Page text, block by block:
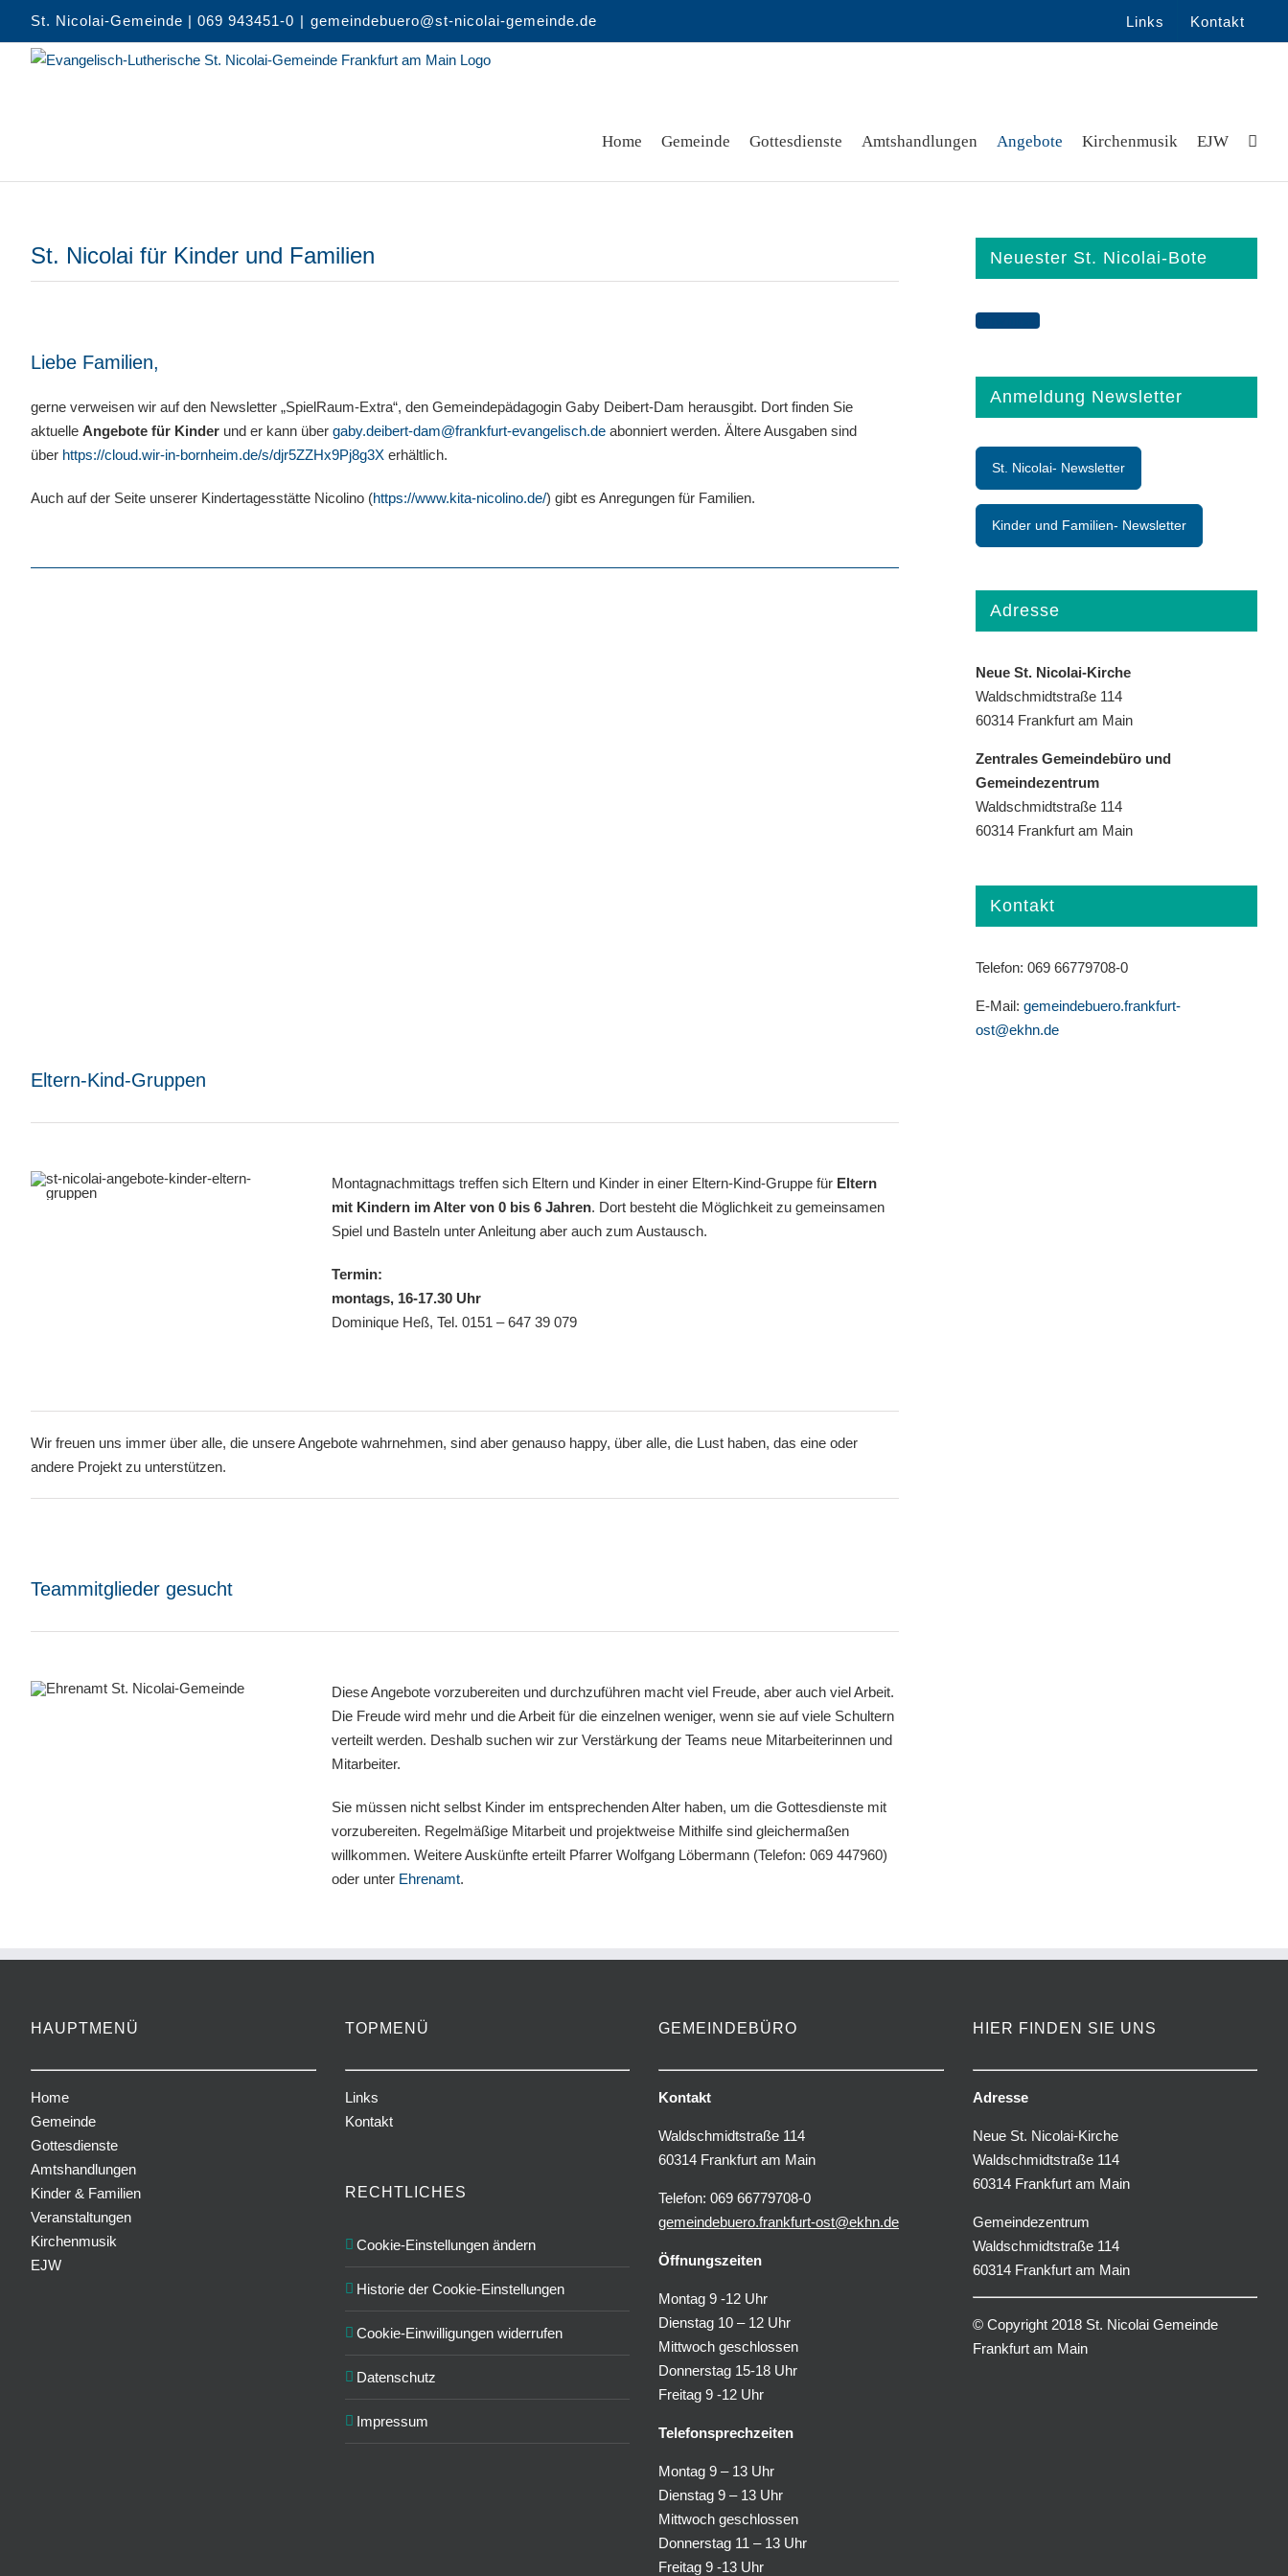
springen
St. Nicolai-Gemeinde | 069 943451-0 | gemeindebuero@st-nicolai-gemeinde.de Links Kontakt
Home Gemeinde Gottesdienste Amtshandlungen Angebote Kirchenmusik EJW
St. Nicolai für Kinder und Familien
Liebe Familien,
gerne verweisen wir auf den Newsletter „SpielRaum-Extra“, den Gemeindepädagogin Gaby Deibert-Dam herausgibt. Dort finden Sie
aktuelle Angebote für Kinderund er kann über gaby.deibert-dam@frankfurt-evangelisch.deabonniert werden. Ältere Ausgaben sind
über https://cloud.wir-in-bornheim.de/s/djr5ZZHx9Pj8g3Xerhältlich.
Auch auf der Seite unserer Kindertagesstätte Nicolino (https://www.kita-nicolino.de/) gibt es Anregungen für Familien.
Eltern-Kind-Gruppen
Montagnachmittags treffen sich Eltern und Kinder in einer Eltern-Kind-Gruppe für Eltern
mit Kindern im Alter von 0 bis 6 Jahren. Dort besteht die Möglichkeit zu gemeinsamen
Spiel und Basteln unter Anleitung aber auch zum Austausch.
Termin:
montags, 16-17.30 Uhr
Dominique Heß, Tel. 0151 – 647 39 079
Wir freuen uns immer über alle, die unsere Angebote wahrnehmen, sind aber genauso happy, über alle, die Lust haben, das eine oder
andere Projekt zu unterstützen.
Teammitglieder gesucht
Diese Angebote vorzubereiten und durchzuführen macht viel Freude, aber auch viel Arbeit.
Die Freude wird mehr und die Arbeit für die einzelnen weniger, wenn sie auf viele Schultern
verteilt werden. Deshalb suchen wir zur Verstärkung der Teams neue Mitarbeiterinnen und
Mitarbeiter.
Sie müssen nicht selbst Kinder im entsprechenden Alter haben, um die Gottesdienste mit
vorzubereiten. Regelmäßige Mitarbeit und projektweise Mithilfe sind gleichermaßen
willkommen. Weitere Auskünfte erteilt Pfarrer Wolfgang Löbermann (Telefon: 069 447960)
oder unter Ehrenamt.
Neuester St. Nicolai-Bote
Download
Anmeldung Newsletter
St. Nicolai- Newsletter
Kinder und Familien- Newsletter
Adresse
Neue St. Nicolai-Kirche
Waldschmidtstraße 114
60314 Frankfurt am Main
Zentrales Gemeindebüro und
Gemeindezentrum
Waldschmidtstraße 114
60314 Frankfurt am Main
Kontakt
Telefon: 069 66779708-0
E-Mail: gemeindebuero.frankfurt-
ost@ekhn.de
HAUPTMENÜ
Home
Gemeinde
Gottesdienste
Amtshandlungen
Kinder & Familien
Veranstaltungen
Kirchenmusik
EJW
TOPMENÜ
Links
Kontakt
RECHTLICHES
Cookie-Einstellungen ändern
Historie der Cookie-Einstellungen
Cookie-Einwilligungen widerrufen
Datenschutz
Impressum
GEMEINDEBÜRO
Kontakt
Waldschmidtstraße 114
60314 Frankfurt am Main
Telefon: 069 66779708-0
gemeindebuero.frankfurt-ost@ekhn.de
Öffnungszeiten
Montag 9 -12 Uhr
Dienstag 10 – 12 Uhr
Mittwoch geschlossen
Donnerstag 15-18 Uhr
Freitag 9 -12 Uhr
Telefonsprechzeiten
Montag 9 – 13 Uhr
Dienstag 9 – 13 Uhr
Mittwoch geschlossen
Donnerstag 11 – 13 Uhr
Freitag 9 -13 Uhr
HIER FINDEN SIE UNS
Adresse
Neue St. Nicolai-Kirche
Waldschmidtstraße 114
60314 Frankfurt am Main
Gemeindezentrum
Waldschmidtstraße 114
60314 Frankfurt am Main
© Copyright 2018 St. Nicolai Gemeinde
Frankfurt am Main